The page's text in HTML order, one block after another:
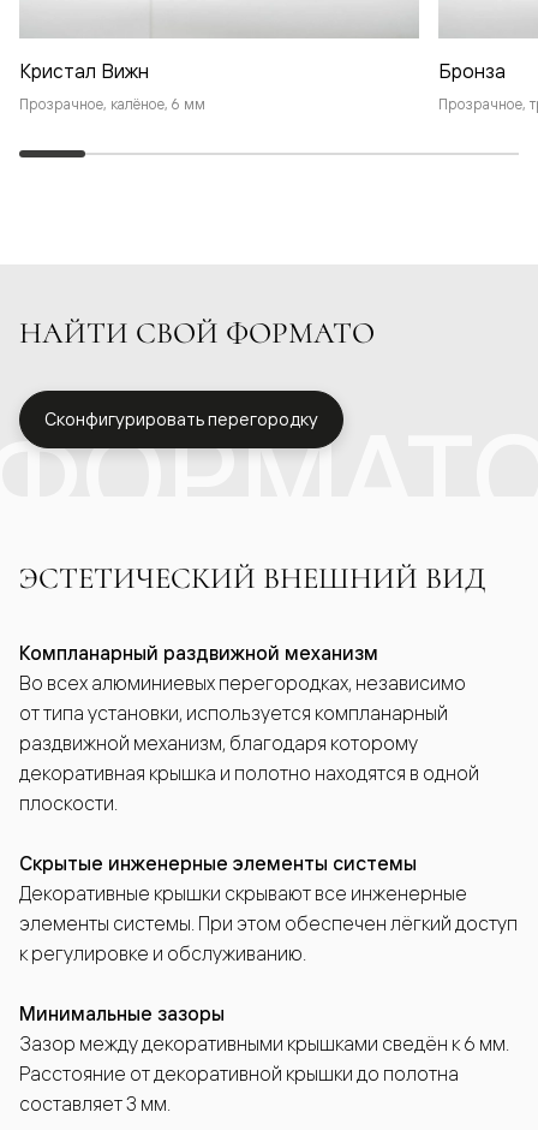
Кристал Вижн
Прозрачное, калёное, 6 мм
Бронза
Прозрачное,
НАЙТИ СВОЙ ФОРМАТО
Сконфигурировать перегородку
ЭСТЕТИЧЕСКИЙ ВНЕШНИЙ ВИД
Компланарный раздвижной механизм
Во всех алюминиевых перегородках, независимо
от типа установки, используется компланарный
раздвижной механизм, благодаря которому
декоративная крышка и полотно находятся в одной
плоскости.
Скрытые инженерные элементы системы
Декоративные крышки скрывают все инженерные
элементы системы. При этом обеспечен лёгкий доступ
к регулировке и обслуживанию.
Минимальные зазоры
Зазор между декоративными крышками сведён к 6 мм.
Расстояние от декоративной крышки до полотна
составляет 3 мм.